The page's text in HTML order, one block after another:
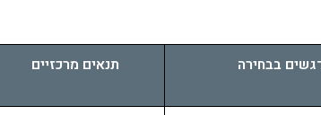
בבחירה תנאים מרכזיים